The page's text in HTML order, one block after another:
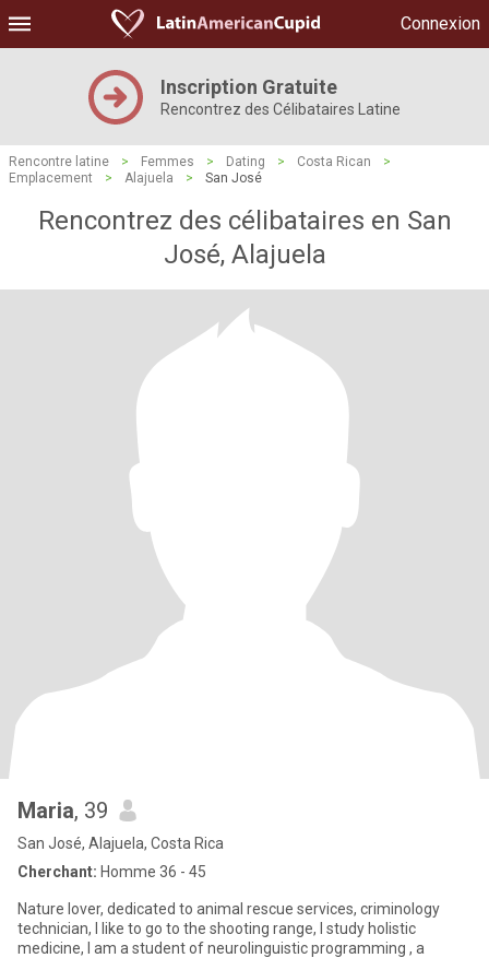
Connexion
Inscription Gratuite
Rencontrez des Célibataires Latine
Rencontre latine > Femmes > Dating > Costa Rican
>
Emplacement
> Alajuela > San José
Rencontrez des célibataires en San
José, Alajuela
Maria, 39
San José, Alajuela, Costa Rica
Cherchant: Homme 36 - 45
Nature lover, dedicated to animal rescue services, criminology
technician, I like to go to the shooting range, I study holistic
medicine, I am a student of neurolinguistic programming , a